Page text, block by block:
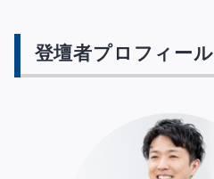
登壇者プロフィール